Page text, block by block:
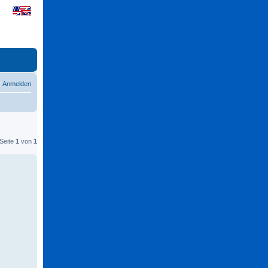
Anmelden
1 von 1